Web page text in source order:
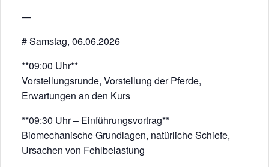
—
# Samstag, 06.06.2026
**09:00 Uhr**
Vorstellungsrunde, Vorstellung der Pferde,
Erwartungen an den Kurs
**09:30 Uhr – Einführungsvortrag**
Biomechanische Grundlagen, natürliche Schiefe,
Ursachen von Fehlbelastung